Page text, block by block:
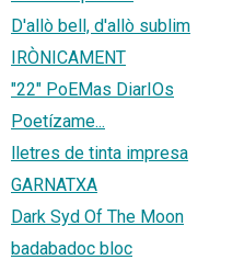
D'allò bell, d'allò sublim
IRÒNICAMENT
"22" PoEMas DiarIOs
Poetízame...
lletres de tinta impresa
GARNATXA
Dark Syd Of The Moon
badabadoc bloc